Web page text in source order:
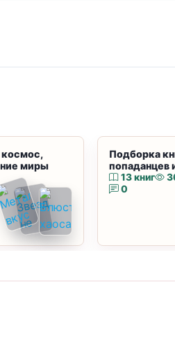
космос,
миры
Подборка
попаданцев
13 книг
0